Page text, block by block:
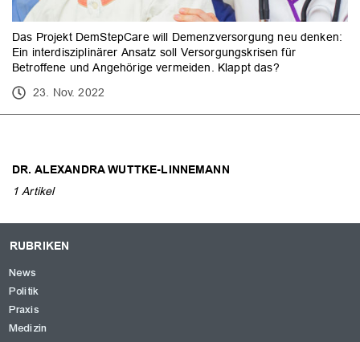
DR. ALEXANDRA WUTTKE-LINNEMANN
1 Artikel
Das Projekt DemStepCare will Demenzversorgung neu denken:
Ein interdisziplinärer Ansatz soll Versorgungskrisen für
Betroffene und Angehörige vermeiden. Klappt das?
23. Nov. 2022
RUBRIKEN
News
Politik
Praxis
Medizin